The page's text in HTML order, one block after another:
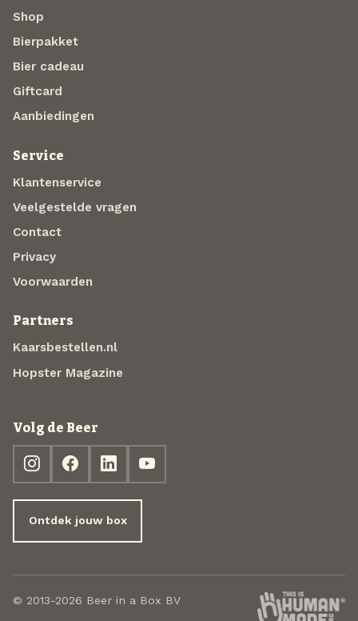
Shop
Bierpakket
Bier cadeau
Giftcard
Aanbiedingen
Service
Klantenservice
Veelgestelde vragen
Contact
Privacy
Voorwaarden
Partners
Kaarsbestellen.nl
Hopster Magazine
Volg de Beer
Ontdek jouw box
© 2013-2026 Beer in a Box BV